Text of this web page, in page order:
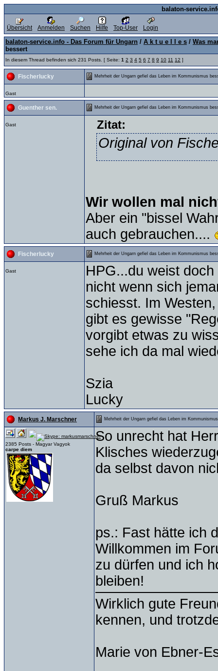
balaton-
Übersicht Anmelden Suchen Hilfe Top-User Login
balaton-service.info - Das Forum für Ungarn / A k t u e l l e s / Was
bessert
In diesem Thread befinden sich 231 Posts. [ Seite: 1 2 3 4 5 6 7 8 9 10 11 12 ]
Fischerlucky Mehrheit der Ungarn gefiel das Leben im Kommunismus
Gast
Guenther sen. Mehrheit der Ungarn gefiel das Leben im Kommunismus
Gast Zitat:
Original von
Wir wollen mal
Aber ein "bissel
auch gebrauchen....
Fischerlucky Mehrheit der Ungarn gefiel das Leben im Kommunismus
Gast
HPG...du weist
nicht wenn sich
schiesst. Im
gibt es gewisse
vorgibt etwas zu
sehe ich da mal
Szia
Lucky
Markus J. Marschner Mehrheit der Ungarn gefiel das Leben im
2385 Posts - Magyar Vagyok
carpe diem
So unrecht hat
Klisches
da selbst davon
Gruß Markus
ps.: Fast hätte ich
Willkommen im
zu dürfen und ich
bleiben!
Wirklich gute
kennen, und
Marie von Ebner-